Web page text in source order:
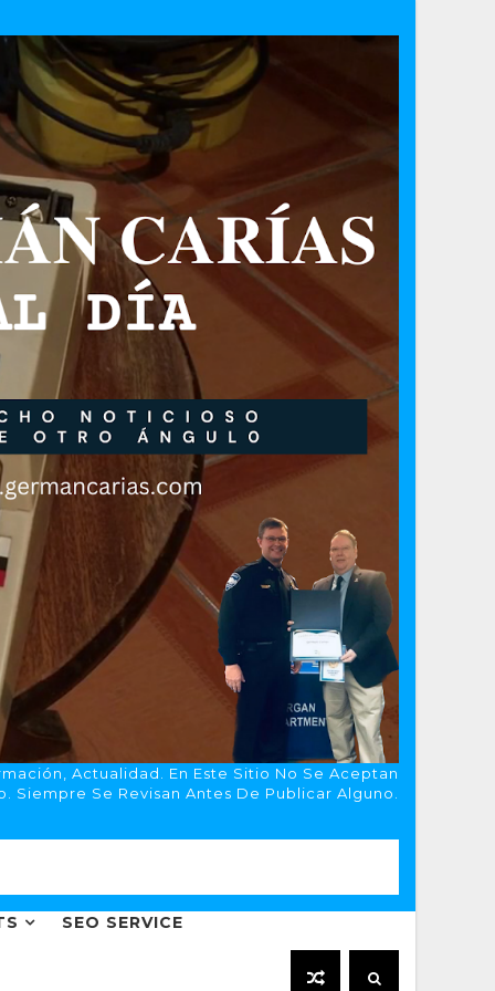
Actualidad. En Este Sitio No Se Aceptan
Siempre Se Revisan Antes De Publicar Alguno.
SEO SERVICE